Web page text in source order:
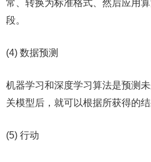
常、转换为标准格式、然后应用
段。
(4) 数据预测
机器学习和深度学习算法是预测
关模型后，就可以根据所获得的结
(5) 行动